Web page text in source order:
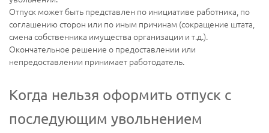
Отпуск может быть представлен по инициативе работника, по
соглашению сторон или по иным причинам (сокращение штата,
смена собственника имущества организации и т.д.).
Окончательное решение о предоставлении или
непредоставлении принимает работодатель.
Когда нельзя оформить отпуск с
последующим увольнением